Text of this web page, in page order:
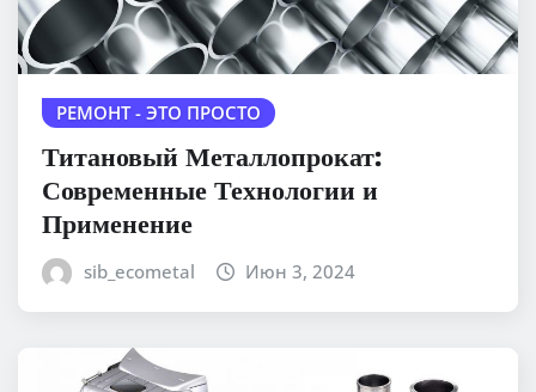
РЕМОНТ - ЭТО ПРОСТО
Титановый Металлопрокат:
Современные Технологии и
Применение
sib_ecometal Июн 3, 2024